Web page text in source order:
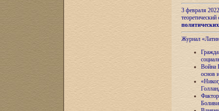
3 февраля
теоретический
Журнал
Война
основ